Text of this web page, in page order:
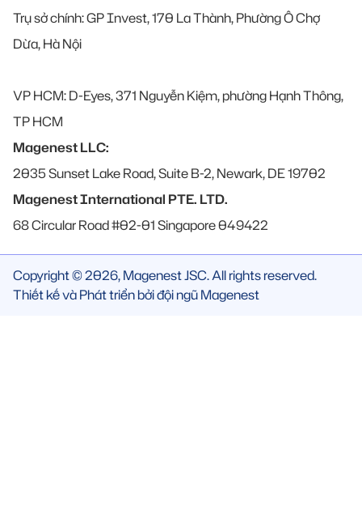
Trụ sở chính: GP Invest, 170 La Thành, Phường Ô Chợ
Dừa, Hà Nội
VP HCM: D-Eyes, 371 Nguyễn Kiệm, phường Hạnh Thông,
TP HCM
Magenest LLC:
2035 Sunset Lake Road, Suite B-2, Newark, DE 19702
Magenest International PTE. LTD.
68 Circular Road #02-01 Singapore 049422
Copyright © 2026, Magenest JSC. All rights reserved.
Thiết kế và Phát triển bởi đội ngũ Magenest